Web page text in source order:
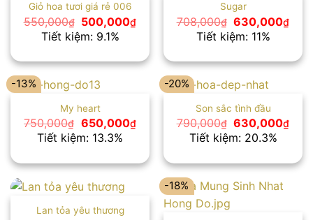
Giỏ hoa tươi giá rẻ 006
550,000₫
Giá
gốc
là:
500,000₫Giá
là:
500,000₫.
Tiết kiệm: 9.1%
Sugar
708,000₫ Giá
gốc
là:
630,000₫Giá
là:
Tiết kiệm: 11%
-13%
My heart
750,000₫ Giá
gốc
là:
650,000₫Giá
hiện
650,000₫.
Tiết kiệm: 13.3%
-20%
Son sắc tình đầu
790,000₫ Giá
gốc
là:
630,000₫Giá
là:
Tiết kiệm: 20.3%
Lan tỏa yêu thương
-18%